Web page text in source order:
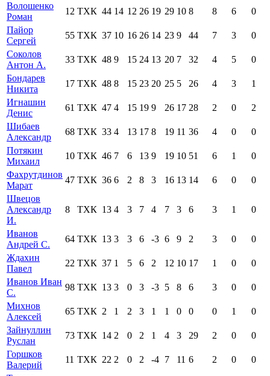
Волошенко
Роман
12 ТХК 44 14 12 26 19 29 10 8 8 6
0
Пайор
Сергей
55 ТХК 37 10 16 26 14 23 9 44 7 3
0
Соколов
Антон А.
33 ТХК 48 9 15 24 13 20 7 32 4 5
0
Бондарев
Никита
17 ТХК 48 8 15 23 20 25 5 26 4 3
1
Игнашин
Денис
61 ТХК 47 4 15 19 9 26 17 28 2 0
2
Шибаев
Александр
68 ТХК 33 4 13 17 8 19 11 36 4 0
0
Потякин
Михаил
10 ТХК 46 7 6 13 9 19 10 51 6 1
0
Фахрутдинов
Марат
47 ТХК 36 6 2 8 3 16 13 14 6 0
0
Швецов
Александр
И.
8 ТХК 13 4 3 7 4 7 3 6 3 1 0
Иванов
Андрей С.
64 ТХК 13 3 3 6 -3 6 9 2 3 0
0
Ждахин
Павел
22 ТХК 37 1 5 6 2 12 10 17 1 0
0
Иванов Иван
С.
98 ТХК 13 3 0 3 -3 5 8 6 3 0
0
Михнов
Алексей
65 ТХК 2 1 2 3 1 1 0 0 0 1
0
Зайнуллин
Руслан
73 ТХК 14 2 0 2 1 4 3 29 2 0
0
Горшков
Валерий
11 ТХК 22 2 0 2 -4 7 11 6 2 0
0